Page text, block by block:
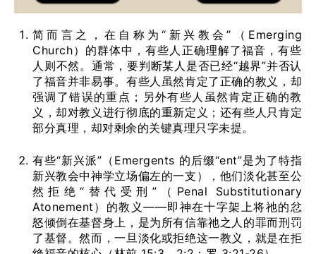
简而言之，在自称为“新兴教会”（Emerging
Church）的群体中，有些人正确理解了福音，有些
人则不然。通常，要判断某人是否已经“越界”并否认
了福音并非易事。有些人虽然肯定了正确的教义，却
强调了错误的重点；另外有些人虽然肯定正确的教
义，却对教义进行彻底的重新定义；还有些人只肯定
部分真理，却对剩余的关键真理只字未提。
有些“新兴派”（Emergents 的后缀“ent”是为了特指
新兴教会中神学立场偏左的一支），他们淡化甚至公
然拒绝“替代受刑”（Penal Substitutionary
Atonement）的教义——即神在十字架上将祂的忿
怒倾倒在基督身上，是为所有信靠祂之人的罪而刑罚
了基督。然而，一旦淡化或拒绝这一教义，就是在拒